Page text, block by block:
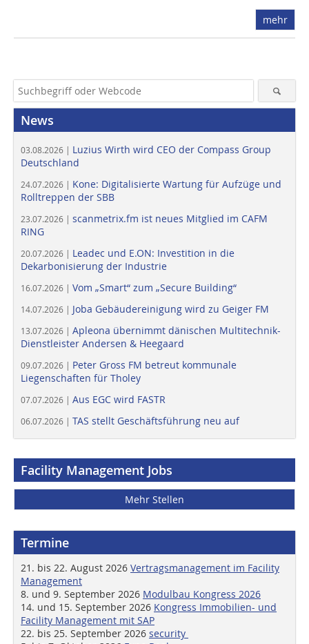
mehr
News
03.08.2026 | Luzius Wirth wird CEO der Compass Group
Deutschland
24.07.2026 | Kone: Digitalisierte Wartung für Aufzüge und
Rolltreppen der SBB
23.07.2026 | scanmetrix.fm ist neues Mitglied im CAFM
RING
20.07.2026 | Leadec und E.ON: Investition in die
Dekarbonisierung der Industrie
16.07.2026 | Vom „Smart“ zum „Secure Building“
14.07.2026 | Joba Gebäudereinigung wird zu Geiger FM
13.07.2026 | Apleona übernimmt dänischen Multitechnik-
Dienstleister Andersen & Heegaard
09.07.2026 | Peter Gross FM betreut kommunale
Liegenschaften für Tholey
07.07.2026 | Aus EGC wird FASTR
06.07.2026 | TAS stellt Geschäftsführung neu auf
Facility Management Jobs
Mehr Stellen
Termine
21. bis 22. August 2026 Vertragsmanagement im Facility
Management
8. und 9. September 2026 Modulbau Kongress 2026
14. und 15. September 2026 Kongress Immobilien- und
Facility Management mit SAP
22. bis 25. September 2026 security